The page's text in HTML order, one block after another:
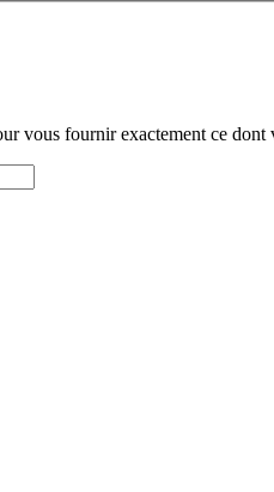
vous fournir exactement ce dont